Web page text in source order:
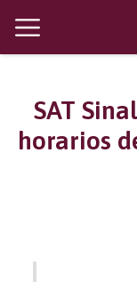
SAT
horarios